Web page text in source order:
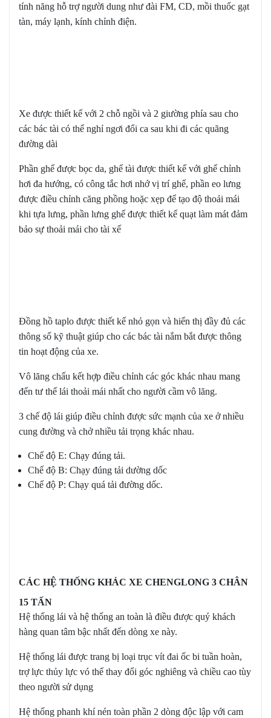
tính năng hỗ trợ người dung như đài FM, CD, mồi thuốc gạt
tàn, máy lạnh, kính chỉnh điện.
Xe được thiết kế với 2 chỗ ngồi và 2 giường phía sau cho
các bác tài có thể nghỉ ngơi đổi ca sau khi đi các quãng
đường dài
Phần ghế được bọc da, ghế tài được thiết kế với ghế chỉnh
hơi đa hướng, có công tắc hơi nhớ vị trí ghế, phần eo lưng
được điều chỉnh căng phồng hoặc xẹp để tạo độ thoải mái
khi tựa lưng, phần lưng ghế được thiết kế quạt làm mát đảm
bảo sự thoải mái cho tài xế
Đồng hồ taplo được thiết kế nhỏ gọn và hiển thị đầy đủ các
thông số kỹ thuật giúp cho các bác tài nắm bắt được thông
tin hoạt động của xe.
Vô lăng chấu kết hợp điều chỉnh các góc khác nhau mang
đến tư thế lái thoải mái nhất cho người cầm vô lăng.
3 chế độ lái giúp điều chỉnh được sức mạnh của xe ở nhiều
cung đường và chở nhiều tải trọng khác nhau.
Chế độ E: Chạy đúng tải.
Chế độ B: Chạy đúng tải dường dốc
Chế độ P: Chạy quá tải đường dốc.
CÁC HỆ THỐNG KHÁC XE CHENGLONG 3 CHÂN
15 TẤN
Hệ thống lái và hệ thống an toàn là điều được quý khách
hàng quan tâm bậc nhất đến dòng xe này.
Hệ thống lái được trang bị loại trục vít đai ốc bi tuần hoàn,
trợ lực thủy lực vó thể thay đổi góc nghiêng và chiều cao tùy
theo người sử dụng
Hệ thống phanh khí nén toàn phần 2 dòng độc lập với cam